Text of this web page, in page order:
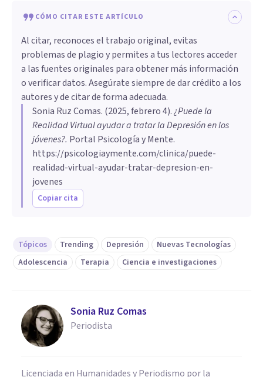
CÓMO CITAR ESTE ARTÍCULO
Al citar, reconoces el trabajo original, evitas
problemas de plagio y permites a tus lectores acceder
a las fuentes originales para obtener más información
o verificar datos. Asegúrate siempre de dar crédito a los
autores y de citar de forma adecuada.
Sonia Ruz Comas. (2025, febrero 4).¿Puede la
Realidad Virtual ayudar a tratar la Depresión en los
jóvenes?. Portal Psicología y Mente.
https://psicologiaymente.com/clinica/puede-
realidad-virtual-ayudar-tratar-depresion-en-
jovenes
Copiar cita
Tópicos Trending Depresión
Nuevas Tecnologías
Adolescencia
Terapia Ciencia e investigaciones
Sonia Ruz Comas
Periodista
Licenciada en Humanidades y Periodismo por la